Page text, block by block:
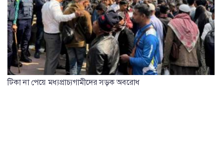
টিকা না পেয়ে মধ্যপ্রাচ্যগামীদের সড়ক অবরোধ